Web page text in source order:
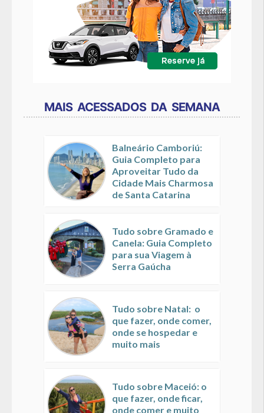
MAIS ACESSADOS DA SEMANA
Balneário Camboriú:
Guia Completo para
Aproveitar Tudo da
Cidade Mais Charmosa
de Santa Catarina
Tudo sobre Gramado e
Canela: Guia Completo
para sua Viagem à
Serra Gaúcha
Tudo sobre Natal: o
que fazer, onde comer,
onde se hospedar e
muito mais
Tudo sobre Maceió: o
que fazer, onde ficar,
onde comer e muito